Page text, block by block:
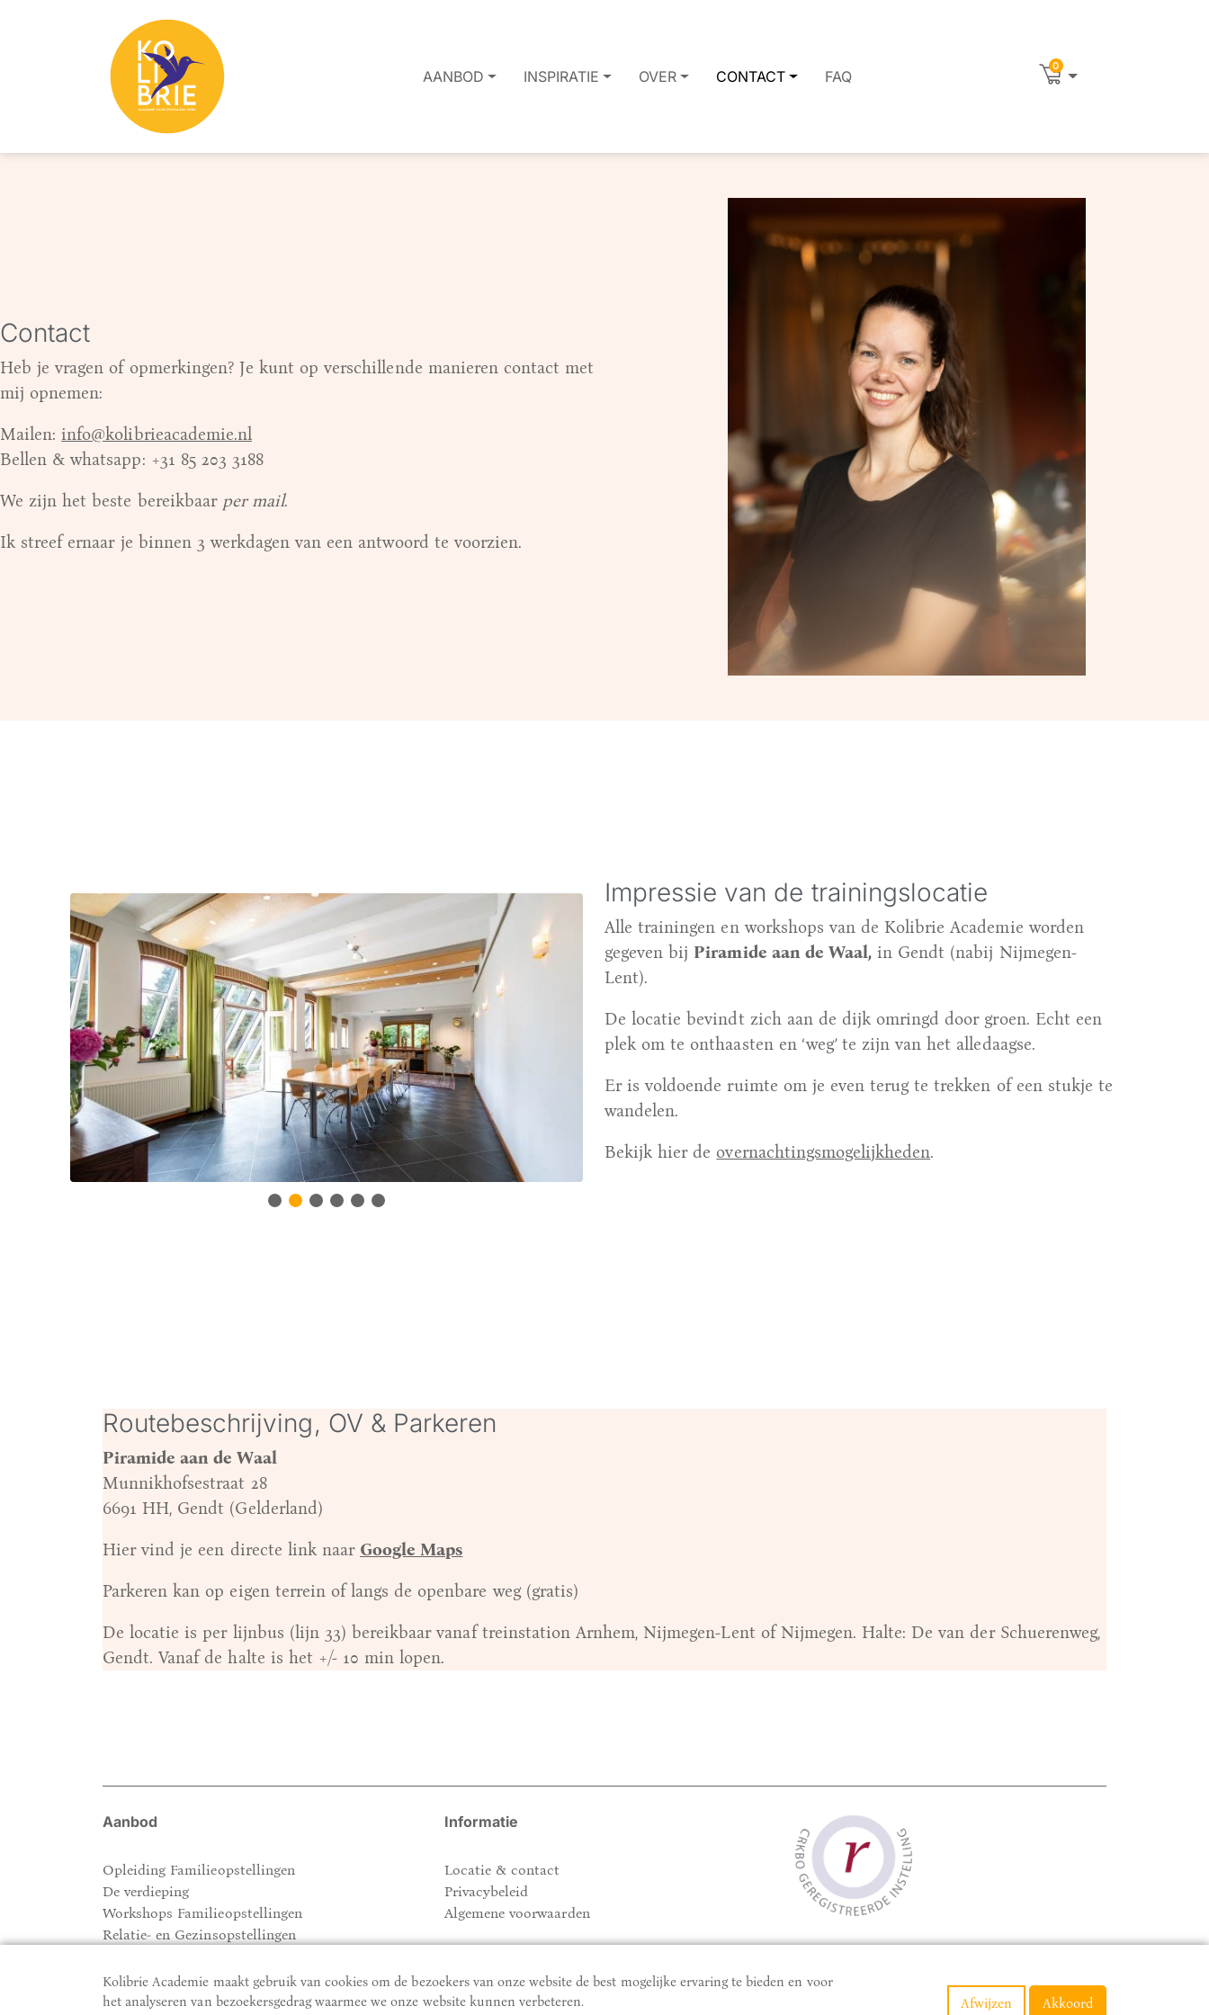
Kolibrie Academie maakt gebruik van cookies om de bezoekers van onze website de best mogelijke ervaring te bieden en voor
het analyseren van bezoekersgedrag waarmee we onze website kunnen verbeteren.
Afwijzen Akkoord
0
AANBOD INSPIRATIE OVER CONTACT FAQ
Contact
Heb je vragen of opmerkingen? Je kunt op verschillende manieren contact met
mij opnemen:
Mailen:info@kolibrieacademie.nl
Bellen & whatsapp: +31 85 203 3188
We zijn het beste bereikbaar per mail.
Ik streef ernaar je binnen 3 werkdagen van een antwoord te voorzien.
Impressie van de trainingslocatie
Alle trainingen en workshops van de Kolibrie Academie worden
gegeven bij Piramide aan de Waal, in Gendt (nabij Nijmegen-
Lent).
De locatie bevindt zich aan de dijk omringd door groen. Echt een
plek om te onthaasten en ‘weg’ te zijn van het alledaagse.
Er is voldoende ruimte om je even terug te trekken of een stukje te
wandelen.
Bekijk hier de overnachtingsmogelijkheden.
Routebeschrijving, OV & Parkeren
Piramide aan de Waal
Munnikhofsestraat 28
6691 HH, Gendt (Gelderland)
Hier vind je een directe link naar Google Maps
Parkeren kan op eigen terrein of langs de openbare weg (gratis)
De locatie is per lijnbus (lijn 33) bereikbaar vanaf treinstation Arnhem, Nijmegen-Lent of Nijmegen. Halte: De van der Schuerenweg,
Gendt. Vanaf de halte is het +/- 10 min lopen.
Aanbod
Opleiding Familieopstellingen
De verdieping
Workshops Familieopstellingen
Relatie- en Gezinsopstellingen
Informatie
Locatie & contact
Privacybeleid
Algemene voorwaarden
© 2026 Kolibrie AcademieRealisatie website:Based Online